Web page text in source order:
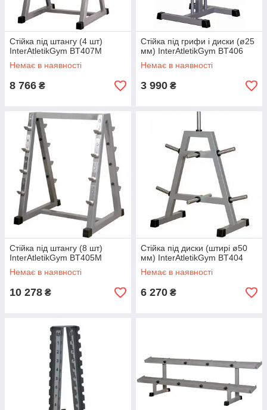
Стійка під штангу (4 шт)
InterAtletikGym BT407M
Немає в наявності
8 766 ₴
Стійка під грифи і диски (ø25
мм) InterAtletikGym BT406
Немає в наявності
3 990 ₴
Стійка під штангу (8 шт)
InterAtletikGym BT405M
Немає в наявності
10 278 ₴
Стійка під диски (штирі ø50
мм) InterAtletikGym BT404
Немає в наявності
6 270 ₴